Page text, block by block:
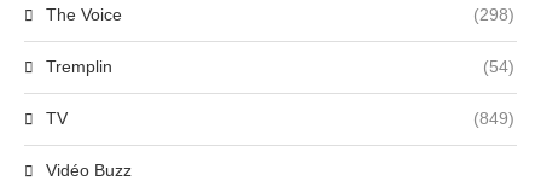
The Voice (298)
Tremplin (54)
TV (849)
Vidéo Buzz